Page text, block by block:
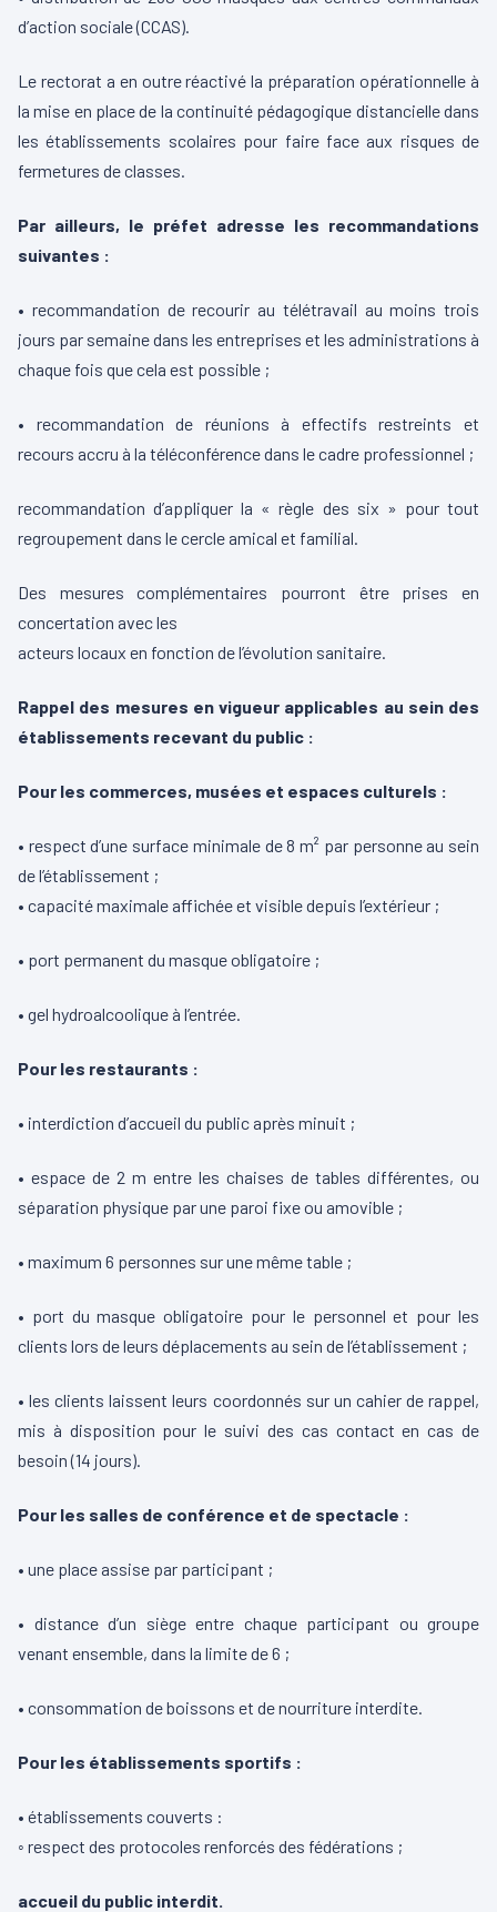
d’action sociale (CCAS).
Le rectorat a en outre réactivé la préparation opérationnelle à
la mise en place de la continuité pédagogique distancielle dans
les établissements scolaires pour faire face aux risques de
fermetures de classes.
Par ailleurs, le préfet adresse les recommandations
suivantes :
• recommandation de recourir au télétravail au moins trois
jours par semaine dans les entreprises et les administrations à
chaque fois que cela est possible ;
• recommandation de réunions à effectifs restreints et
recours accru à la téléconférence dans le cadre professionnel ;
recommandation d’appliquer la « règle des six » pour tout
regroupement dans le cercle amical et familial.
Des mesures complémentaires pourront être prises en
concertation avec les
acteurs locaux en fonction de l’évolution sanitaire.
Rappel des mesures en vigueur applicables au sein des
établissements recevant du public :
Pour les commerces, musées et espaces culturels :
• respect d’une surface minimale de 8 m² par personne au sein
de l’établissement ;
• capacité maximale affichée et visible depuis l’extérieur ;
• port permanent du masque obligatoire ;
• gel hydroalcoolique à l’entrée.
Pour les restaurants :
• interdiction d’accueil du public après minuit ;
• espace de 2 m entre les chaises de tables différentes, ou
séparation physique par une paroi fixe ou amovible ;
• maximum 6 personnes sur une même table ;
• port du masque obligatoire pour le personnel et pour les
clients lors de leurs déplacements au sein de l’établissement ;
• les clients laissent leurs coordonnés sur un cahier de rappel,
mis à disposition pour le suivi des cas contact en cas de
besoin (14 jours).
Pour les salles de conférence et de spectacle :
• une place assise par participant ;
• distance d’un siège entre chaque participant ou groupe
venant ensemble, dans la limite de 6 ;
• consommation de boissons et de nourriture interdite.
Pour les établissements sportifs :
• établissements couverts :
◦ respect des protocoles renforcés des fédérations ;
accueil du public interdit.